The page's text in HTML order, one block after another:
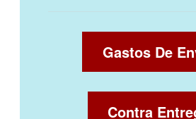
Gastos De
Contra